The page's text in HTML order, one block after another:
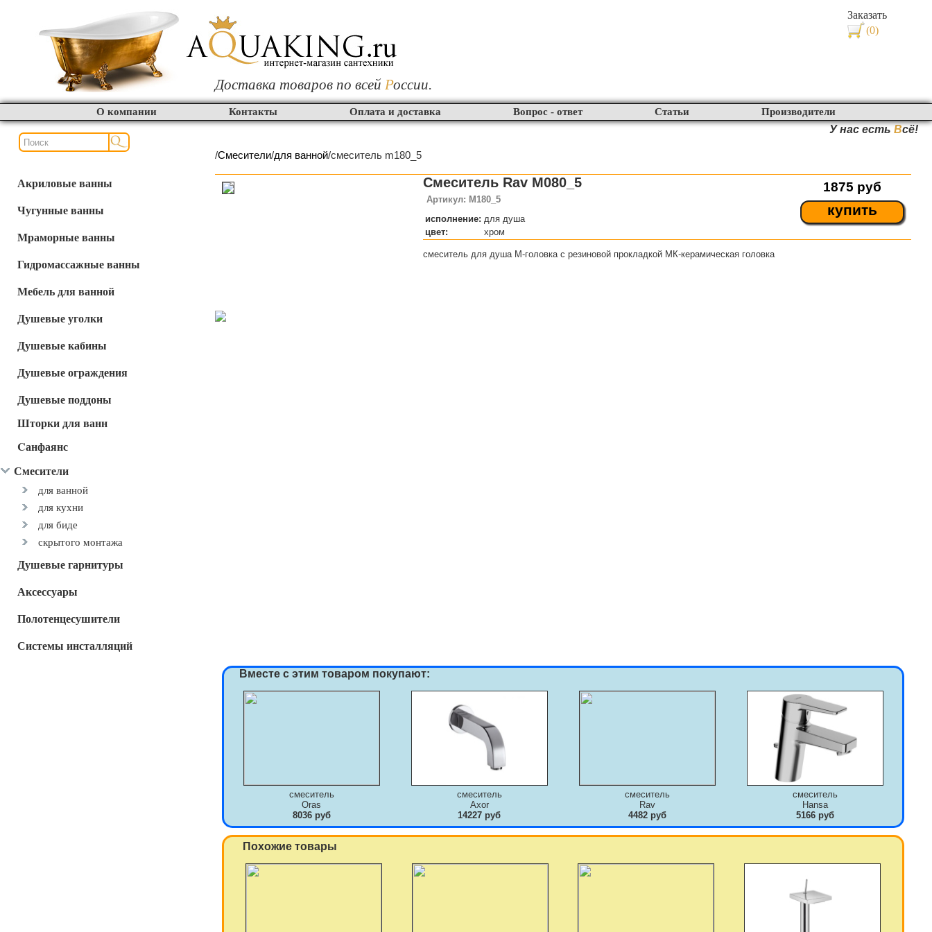
Заказать
(0)
Доставка товаров по всей России.
О компании Контакты Оплата и доставка Вопрос - ответ Статьи Производители
У нас есть Всё!
Акриловые ванны
Чугунные ванны
Мраморные ванны
Гидромассажные ванны
Мебель для ванной
Душевые уголки
Душевые кабины
Душевые ограждения
Душевые поддоны
Шторки для ванн
Cанфаянс
Смесители
для ванной
для кухни
для биде
скрытого монтажа
Душевые гарнитуры
Аксессуары
Полотенцесушители
Системы инсталляций
/Смесители/для ванной/смеситель m180_5
1875 руб
купить
Смеситель Rav M080_5
Артикул: M180_5
исполнение: для душа
цвет:
хром
смеситель для душа M-головка с резиновой прокладкой МК-керамическая головка
Вместе с этим товаром покупают:
смеситель
Oras
8036 руб
смеситель
Axor
14227 руб
смеситель
Rav
4482 руб
смеситель
Hansa
5166 руб
Похожие товары